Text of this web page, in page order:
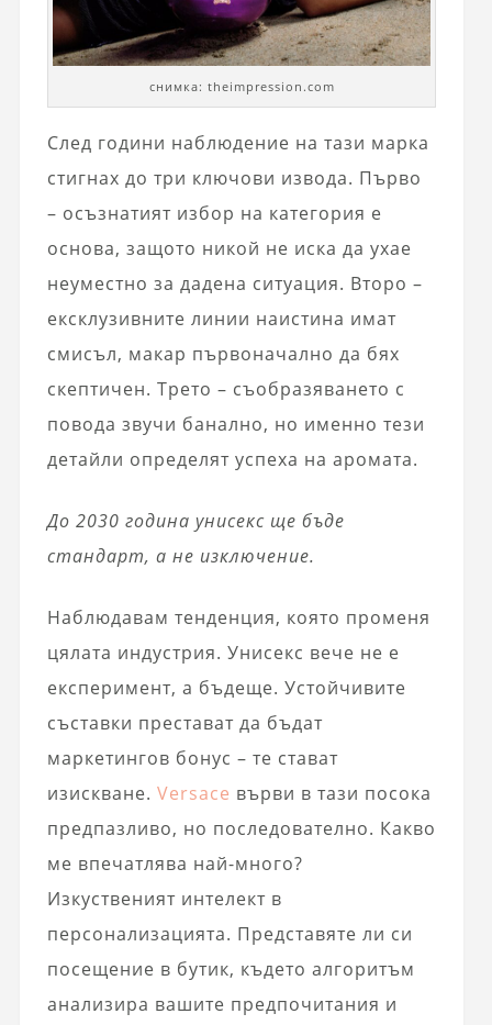
снимка: theimpression.com
След години наблюдение на тази марка
стигнах до три ключови извода. Първо
– осъзнатият избор на категория е
основа, защото никой не иска да ухае
неуместно за дадена ситуация. Второ –
ексклузивните линии наистина имат
смисъл, макар първоначално да бях
скептичен. Трето – съобразяването с
повода звучи банално, но именно тези
детайли определят успеха на аромата.
До 2030 година унисекс ще бъде
стандарт, а не изключение.
Наблюдавам тенденция, която променя
цялата индустрия. Унисекс вече не е
експеримент, а бъдеще. Устойчивите
съставки престават да бъдат
маркетингов бонус – те стават
изискване. Versace върви в тази посока
предпазливо, но последователно. Какво
ме впечатлява най-много?
Изкуственият интелект в
персонализацията. Представяте ли си
посещение в бутик, където алгоритъм
анализира вашите предпочитания и